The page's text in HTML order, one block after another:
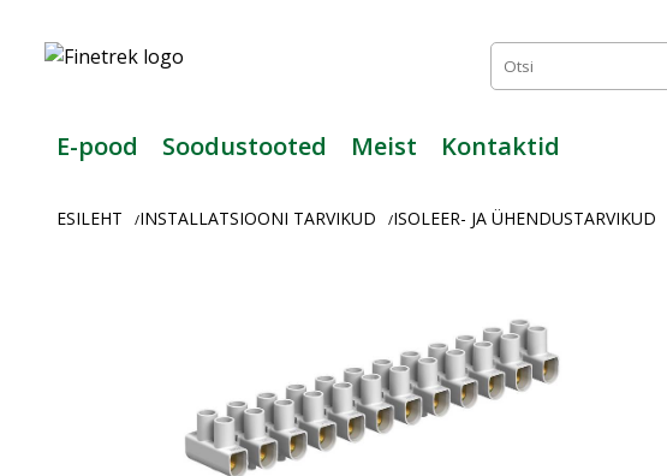
Usaldusväärne
tööstusautomaatika
E-pood Soodustooted Meist Kontaktid
ESILEHT /INSTALLATSIOONI TARVIKUD /ISOLEER- JA ÜHENDUSTARVIKUD